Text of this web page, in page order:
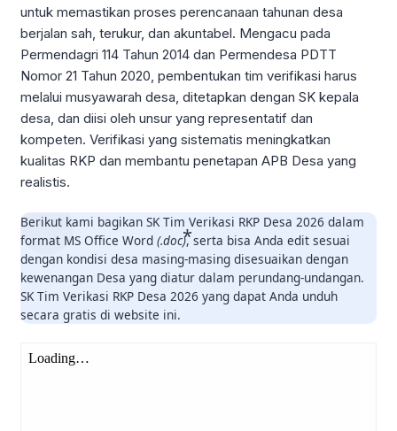
untuk memastikan proses perencanaan tahunan desa
berjalan sah, terukur, dan akuntabel. Mengacu pada
Permendagri 114 Tahun 2014 dan Permendesa PDTT
Nomor 21 Tahun 2020, pembentukan tim verifikasi harus
melalui musyawarah desa, ditetapkan dengan SK kepala
desa, dan diisi oleh unsur yang representatif dan
kompeten. Verifikasi yang sistematis meningkatkan
kualitas RKP dan membantu penetapan APB Desa yang
realistis.
Berikut kami bagikan SK Tim Verikasi RKP Desa 2026 dalam
format MS Office Word (.doc), serta bisa Anda edit sesuai
dengan kondisi desa masing-masing disesuaikan dengan
kewenangan Desa yang diatur dalam perundang-undangan.
SK Tim Verikasi RKP Desa 2026 yang dapat Anda unduh
secara gratis di website ini.